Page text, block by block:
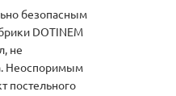
безопасным
DOTINEM
не
Неоспоримым
постельного